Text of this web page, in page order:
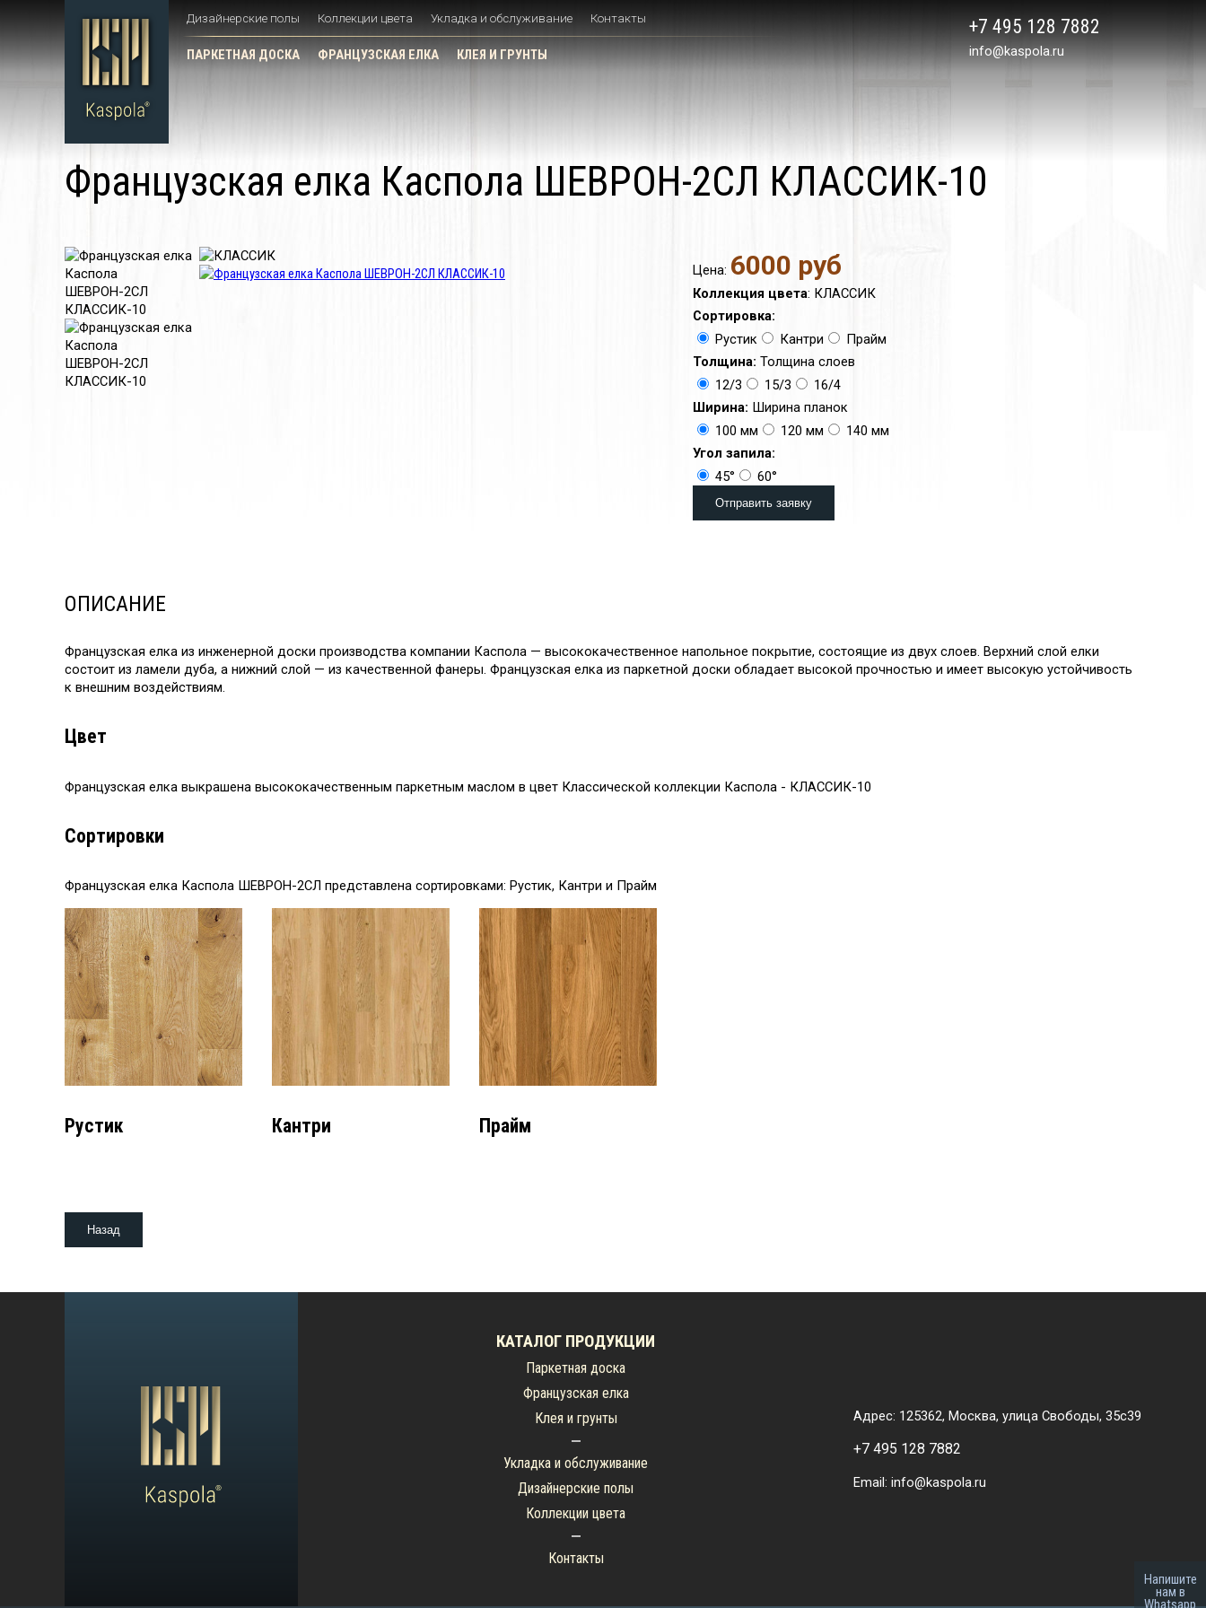
Дизайнерские полы Коллекции цвета Укладка и обслуживание Контакты
ПАРКЕТНАЯ ДОСКА ФРАНЦУЗСКАЯ ЕЛКА КЛЕЯ И ГРУНТЫ
+7 495 128 7882
info@kaspola.ru
Французская елка Каспола ШЕВРОН-2СЛ КЛАССИК-10
ОПИСАНИЕ
Французская елка из инженерной доски производства компании Каспола — высококачественное напольное покрытие, состоящие из двух слоев. Верхний слой елки
состоит из ламели дуба, а нижний слой — из качественной фанеры. Французская елка из паркетной доски обладает высокой прочностью и имеет высокую устойчивость
к внешним воздействиям.
Цвет
Французская елка выкрашена высококачественным паркетным маслом в цвет Классической коллекции Каспола - КЛАССИК-10
Сортировки
Французская елка Каспола ШЕВРОН-2СЛ представлена сортировками: Рустик, Кантри и Прайм
Рустик Кантри Прайм
Сортировка:
Рустик
Кантри
Прайм
Толщина: Толщина слоев
12/3
15/3
16/4
Ширина: Ширина планок
100 мм
120 мм
140 мм
Угол запила:
45°
60°
Цена: 6000 руб
Коллекция цвета: КЛАССИК
КАТАЛОГ ПРОДУКЦИИ
Паркетная доска
Французская елка
Клея и грунты
Укладка и обслуживание
Дизайнерские полы
Коллекции цвета
Контакты
Адрес: 125362, Москва, улица Свободы, 35с39
+7 495 128 7882
Email: info@kaspola.ru
Напишите
нам в
Whatsapp